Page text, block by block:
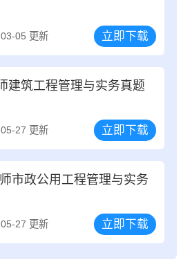
05 更新 立即下载
建筑工程管理与实务真题
27 更新 立即下载
市政公用工程管理与实务
27 更新 立即下载